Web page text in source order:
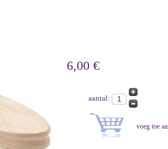
6,00 €
aantal: